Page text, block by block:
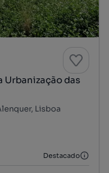
Urbanização das
Lisboa
Destacado